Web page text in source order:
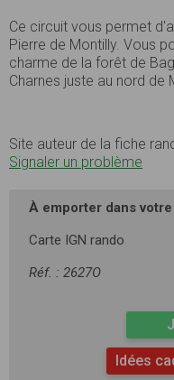
Ce circuit vous permet
Pierre de Montilly. Vous
charme de la forêt de
Charnes juste au nord de
Site auteur de la fiche
Signaler un problème
À emporter dans
Carte IGN rando
Réf. : 2627O
Idées